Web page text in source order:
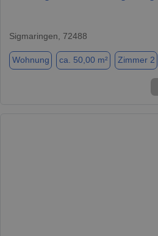
Sigmaringen, 72488
Wohnung ca. 50,00 m² Zimmer 2